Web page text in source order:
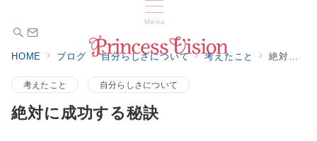
Menu
HOME ブログ 自分らしさについて 考えたこと 絶対に成功する秘訣
考えたこと 自分らしさについて
絶対に成功する秘訣